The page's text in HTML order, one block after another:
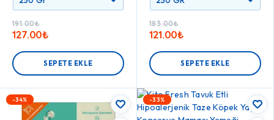
191.00₺
127.00₺
SEPETE EKLE
183.00₺
121.00₺
SEPETE EKLE
-34% -33%